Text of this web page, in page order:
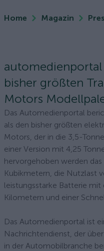
Home Magazin
automedienportal
bisher größten
Motors
Das Automedienportal
als den bisher größten
Motors, der in die 3,5-
einer Version mit 4,25
hervorgehoben werden
Kubikmetern, die Nutzlast
leistungsstarke Batterie mit
Kilometern und einer
Das Automedienportal ist
Nachrichtendienst, der
in der Automobilbranche